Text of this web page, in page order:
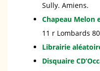
Sully. Amiens.
Chapeau Melon
11 r Lombards
Librairie
Disquaire